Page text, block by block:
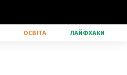
ОСВІТА ЛАЙФХАКИ